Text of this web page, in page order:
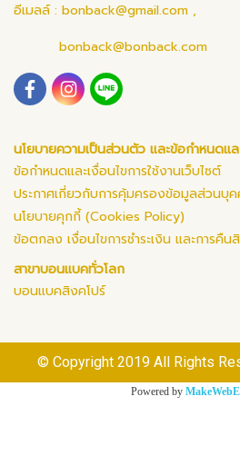
อีเมลล์ : bonback@gmail.com ,
bonback@bonback.com
นโยบายความเป็นส่วนตัว และข้อกำหนดแล
ข้อกำหนดและเงื่อนไขการใช้งานเว็บไซต์
ประกาศเกี่ยวกับการคุ้มครองข้อมูลส่วนบุ
นโยบายคุกกี้ (Cookies Policy)
ข้อตกลง เงื่อนไขการชำระเงิน และการคืน
สาขาบอนแบคทั่วโลก
บอนแบคสิงคโปร์
© Copyright 2019 All Rights
Powered by